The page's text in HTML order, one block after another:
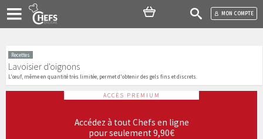
MON COMPTE
Recettes
Lavoisier d'oignons
L'œuf, même en quantité très limitée, permet d'obtenir des gels fins et discrets.
ACCÈS PREMIUM
Accédez à tout Chefs en ligne
pour seulement 9,90€